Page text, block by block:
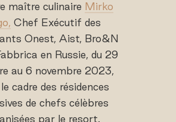
maître culinaire Mirko
Chef Exécutif des
Onest, Aist, Bro&N
en Russie, du 29
au 6 novembre 2023,
cadre des résidences
de chefs célèbres
par le resort.